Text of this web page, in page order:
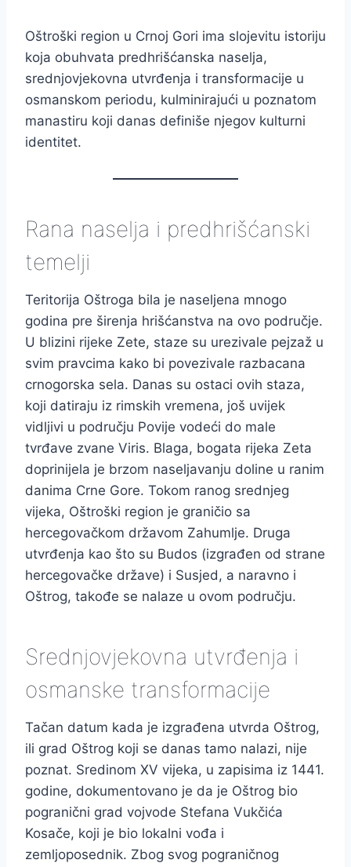
Oštroški region u Crnoj Gori ima slojevitu istoriju
koja obuhvata predhrišćanska naselja,
srednjovjekovna utvrđenja i transformacije u
osmanskom periodu, kulminirajući u poznatom
manastiru koji danas definiše njegov kulturni
identitet.
Rana naselja i predhrišćanski
temelji
Teritorija Oštroga bila je naseljena mnogo
godina pre širenja hrišćanstva na ovo područje.
U blizini rijeke Zete, staze su urezivale pejzaž u
svim pravcima kako bi povezivale razbacana
crnogorska sela. Danas su ostaci ovih staza,
koji datiraju iz rimskih vremena, još uvijek
vidljivi u području Povije vodeći do male
tvrđave zvane Viris. Blaga, bogata rijeka Zeta
doprinijela je brzom naseljavanju doline u ranim
danima Crne Gore. Tokom ranog srednjeg
vijeka, Oštroški region je graničio sa
hercegovačkom državom Zahumlje. Druga
utvrđenja kao što su Budos (izgrađen od strane
hercegovačke države) i Susjed, a naravno i
Oštrog, takođe se nalaze u ovom području.
Srednjovjekovna utvrđenja i
osmanske transformacije
Tačan datum kada je izgrađena utvrda Oštrog,
ili grad Oštrog koji se danas tamo nalazi, nije
poznat. Sredinom XV vijeka, u zapisima iz 1441.
godine, dokumentovano je da je Oštrog bio
pogranični grad vojvode Stefana Vukčića
Kosače, koji je bio lokalni vođa i
zemljoposednik. Zbog svog pograničnog